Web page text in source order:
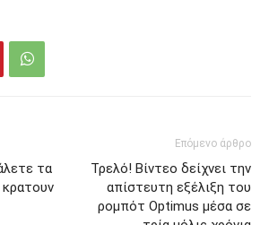
τα
κρατουν
Επόμενο άρθρο
Τρελό! Βίντεο δείχνει την
απίστευτη εξέλιξη του
ρομπότ Optimus μέσα σε